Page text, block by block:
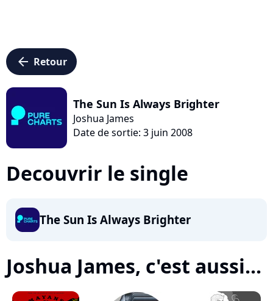
arrow_left Retour
The Sun Is Always Brighter
Joshua James
Date de sortie: 3 juin 2008
Decouvrir le single
The Sun Is Always Brighter
Joshua James, c'est aussi...